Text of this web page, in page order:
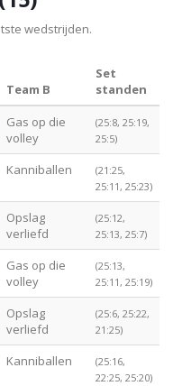
wedstrijden.
Team B
Set
standen
Gas op die
volley
(25:8, 25:19,
25:5)
Kanniballen
(21:25,
25:11, 25:23)
Opslag
verliefd
(25:12,
25:13, 25:7)
Gas op die
volley
(25:13,
25:11, 25:19)
Opslag
verliefd
(25:6, 25:22,
21:25)
Kanniballen
(25:16,
22:25, 25:20)